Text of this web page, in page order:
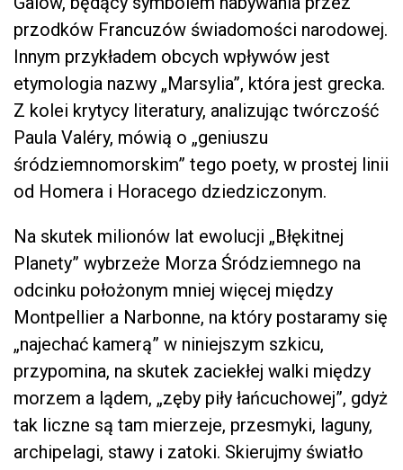
przodków Francuzów świadomości narodowej.
Innym przykładem obcych wpływów jest
etymologia nazwy „Marsylia”, która jest grecka.
Z kolei krytycy literatury, analizując twórczość
Paula Valéry, mówią o „geniuszu
śródziemnomorskim” tego poety, w prostej linii
od Homera i Horacego dziedziczonym.
Na skutek milionów lat ewolucji „Błękitnej
Planety” wybrzeże Morza Śródziemnego na
odcinku położonym mniej więcej między
Montpellier a Narbonne, na który postaramy się
„najechać kamerą” w niniejszym szkicu,
przypomina, na skutek zaciekłej walki między
morzem a lądem, „zęby piły łańcuchowej”, gdyż
tak liczne są tam mierzeje, przesmyki, laguny,
archipelagi, stawy i zatoki. Skierujmy światło